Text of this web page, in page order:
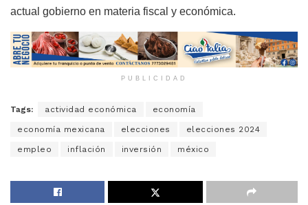
actual gobierno en materia fiscal y económica.
PUBLICIDAD
Tags: actividad económica economía
economía mexicana elecciones elecciones 2024
empleo inflación inversión méxico